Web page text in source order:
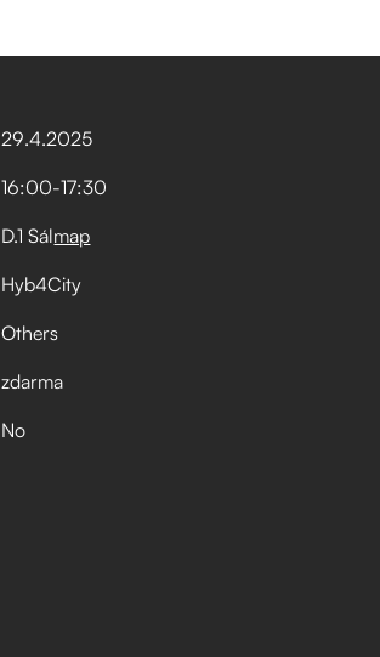
29.4.2025
16:00-17:30
D.1 Sálmap
Hyb4City
Others
zdarma
No